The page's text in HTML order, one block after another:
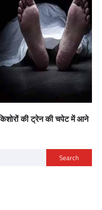
की ट्रेन की चपेट में आने
Search